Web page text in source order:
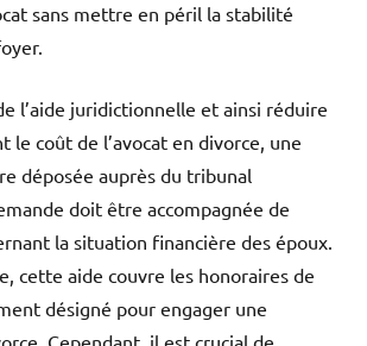
sans mettre en péril la stabilité
l’aide juridictionnelle et ainsi réduire
le coût de l’avocat en divorce, une
déposée auprès du tribunal
doit être accompagnée de
la situation financière des époux.
cette aide couvre les honoraires de
désigné pour engager une